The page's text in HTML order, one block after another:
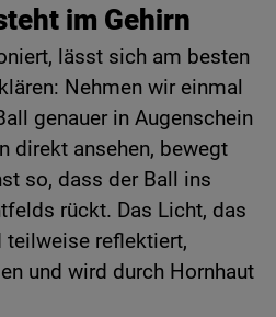
im Gehirn
lässt sich am besten
Nehmen wir einmal
genauer in Augenschein
direkt ansehen, bewegt
so, dass der Ball ins
rückt. Das Licht, das
reflektiert,
und wird durch Hornhaut